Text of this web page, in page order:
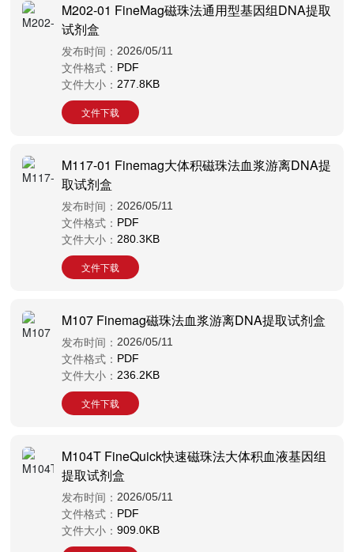
M202-01 FineMag磁珠法通用型基因组DNA提取
试剂盒
发布时间：2026/05/11
文件格式： PDF
文件大小：277.8KB
文件下载
M117-01 Finemag大体积磁珠法血浆游离DNA提
取试剂盒
发布时间：2026/05/11
文件格式： PDF
文件大小：280.3KB
文件下载
M107 Finemag磁珠法血浆游离DNA提取试剂盒
发布时间：2026/05/11
文件格式： PDF
文件大小：236.2KB
文件下载
M104T FineQuick快速磁珠法大体积血液基因组
提取试剂盒
发布时间：2026/05/11
文件格式： PDF
文件大小：909.0KB